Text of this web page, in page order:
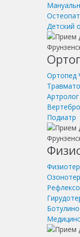
Остеопат
Детский
Ортопед
Артролог
Подиатр